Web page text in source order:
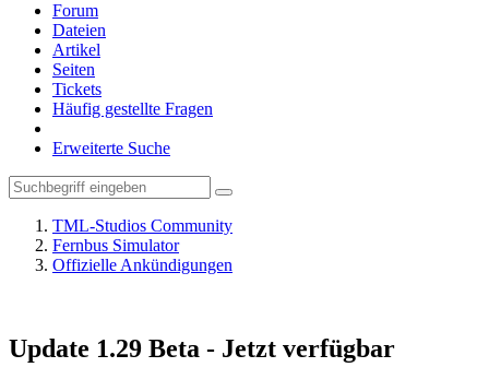
Forum
Dateien
Artikel
Seiten
Tickets
Häufig gestellte Fragen
Erweiterte Suche
TML-Studios Community
Fernbus Simulator
Offizielle Ankündigungen
Update 1.29 Beta - Jetzt verfügbar